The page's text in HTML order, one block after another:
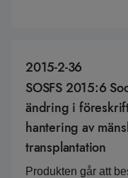
2015-2-36
SOSFS 2015:6
ändring i
hantering av
transplantation
Produkten går att